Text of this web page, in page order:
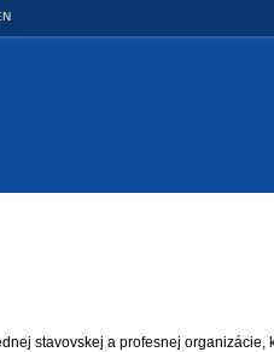
stavovskej a profesnej